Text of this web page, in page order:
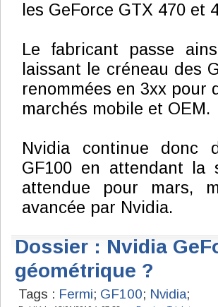
les GeForce GTX 470 et
Le fabricant passe
laissant le créneau des
renommées en 3xx pour
marchés mobile et OEM.
Nvidia continue donc
GF100 en attendant la
attendue pour mars,
avancée par Nvidia.
Dossier : Nvidia
géométrique ?
Tags : Fermi; GF100; Nvidia;